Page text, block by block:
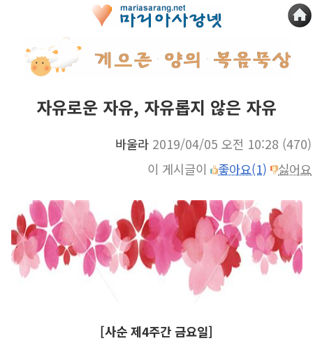
자유로운 자유, 자유롭지 않은 자유
바울라 2019/04/05 오전 10:28 (470)
이 게시글이
좋아요(1) 싫어요
[사순 제4주간 금요일]